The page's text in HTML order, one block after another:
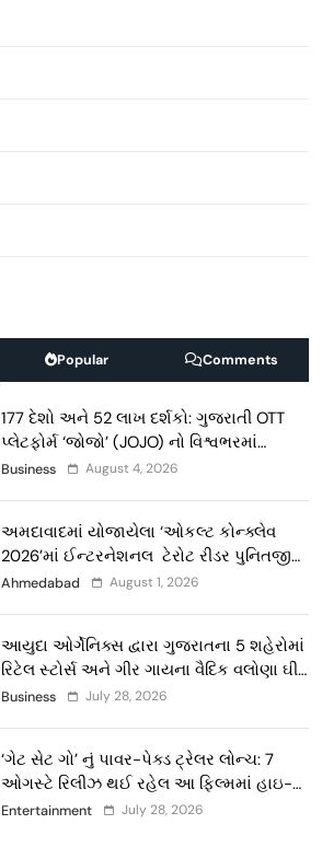
Popular Comments
177 દેશો અને 52 લાખ દર્શકો: ગુજરાતી OTT
પ્લેટફોર્મ ‘જોજો’ (JOJO) નો વિશ્વભરમાં
દબદબો
Business August 4, 2026
અમદાવાદમાં યોજાયેલા ‘ઓકલ્ટ કોન્ક્લેવ
2026’માં ઈન્ટરનેશનલ ટેરોટ રીડર પુનિતજી
લુલ્લા એ ટેરોટ કાર્ડ રીડિંગ અંગે માહિતી આપી
Ahmedabad August 1, 2026
આયુદા ઓર્ગેનિક્સ દ્વારા ગુજરાતના 5 શહેરોમાં
રિટેલ સ્ટોર્સ અને ગીર ગાયના વૈદિક વલોણા ઘી-
દૂધની શુદ્ધ સેવાઓ સાથે વ્યાપક વિસ્તરણ
Business July 28, 2026
‘ગેટ સેટ ગો’ નું પાવર-પેક્ડ ટ્રેલર લોન્ચ: 7
ઓગસ્ટે રિલીઝ થઈ રહેલ આ ફિલ્મમાં હાઇ-
ટેક VFX જોવા મળશે
Entertainment July 28, 2026